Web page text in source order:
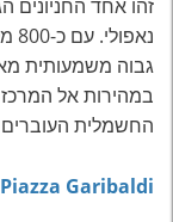
זהו אחד החניונים
גבוה משמעותית
במהירות אל המרכז
החשמלית
Garibaldi